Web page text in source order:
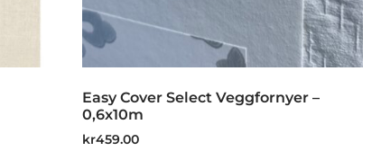
Easy Cover Select Veggfornyer –
0,6x10m
kr459.00